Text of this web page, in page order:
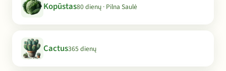
Kopūstas80 dienų · Pilna Saulė
Cactus365 dienų